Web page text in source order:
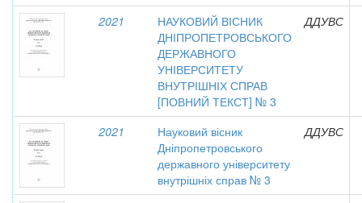
2021
НАУКОВИЙ ВІСНИК
ДНІПРОПЕТРОВСЬКОГО
ДЕРЖАВНОГО
УНІВЕРСИТЕТУ
ВНУТРІШНІХ СПРАВ
[ПОВНИЙ ТЕКСТ] № 3
ДДУВС
2021
Науковий вісник
Дніпропетровського
державного університету
внутрішніх справ № 3
ДДУВС